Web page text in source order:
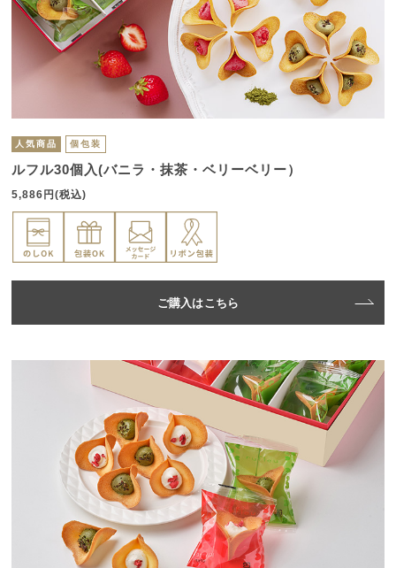
人気商品 個包装
ルフル30個入(バニラ・抹茶・ベリーベリー）
5,886円(税込)
ご購入はこちら